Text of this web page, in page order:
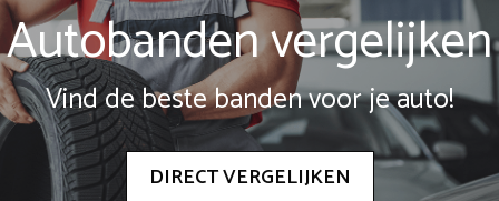
Autobanden vergelijken
Vind de beste banden voor je auto!
DIRECT VERGELIJKEN